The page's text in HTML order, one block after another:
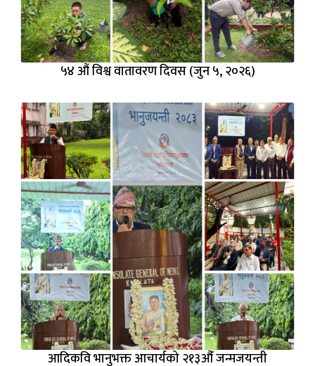
५४ औं विश्व वातावरण दिवस (जुन ५, २०२६)
आदिकवि भानुभक्त आचार्यको २१३औँ जन्मजयन्ती